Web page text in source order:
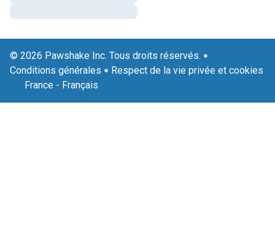
© 2026 Pawshake Inc. Tous droits réservés.
Conditions générales
Respect de la vie privée et cookies
France - Français